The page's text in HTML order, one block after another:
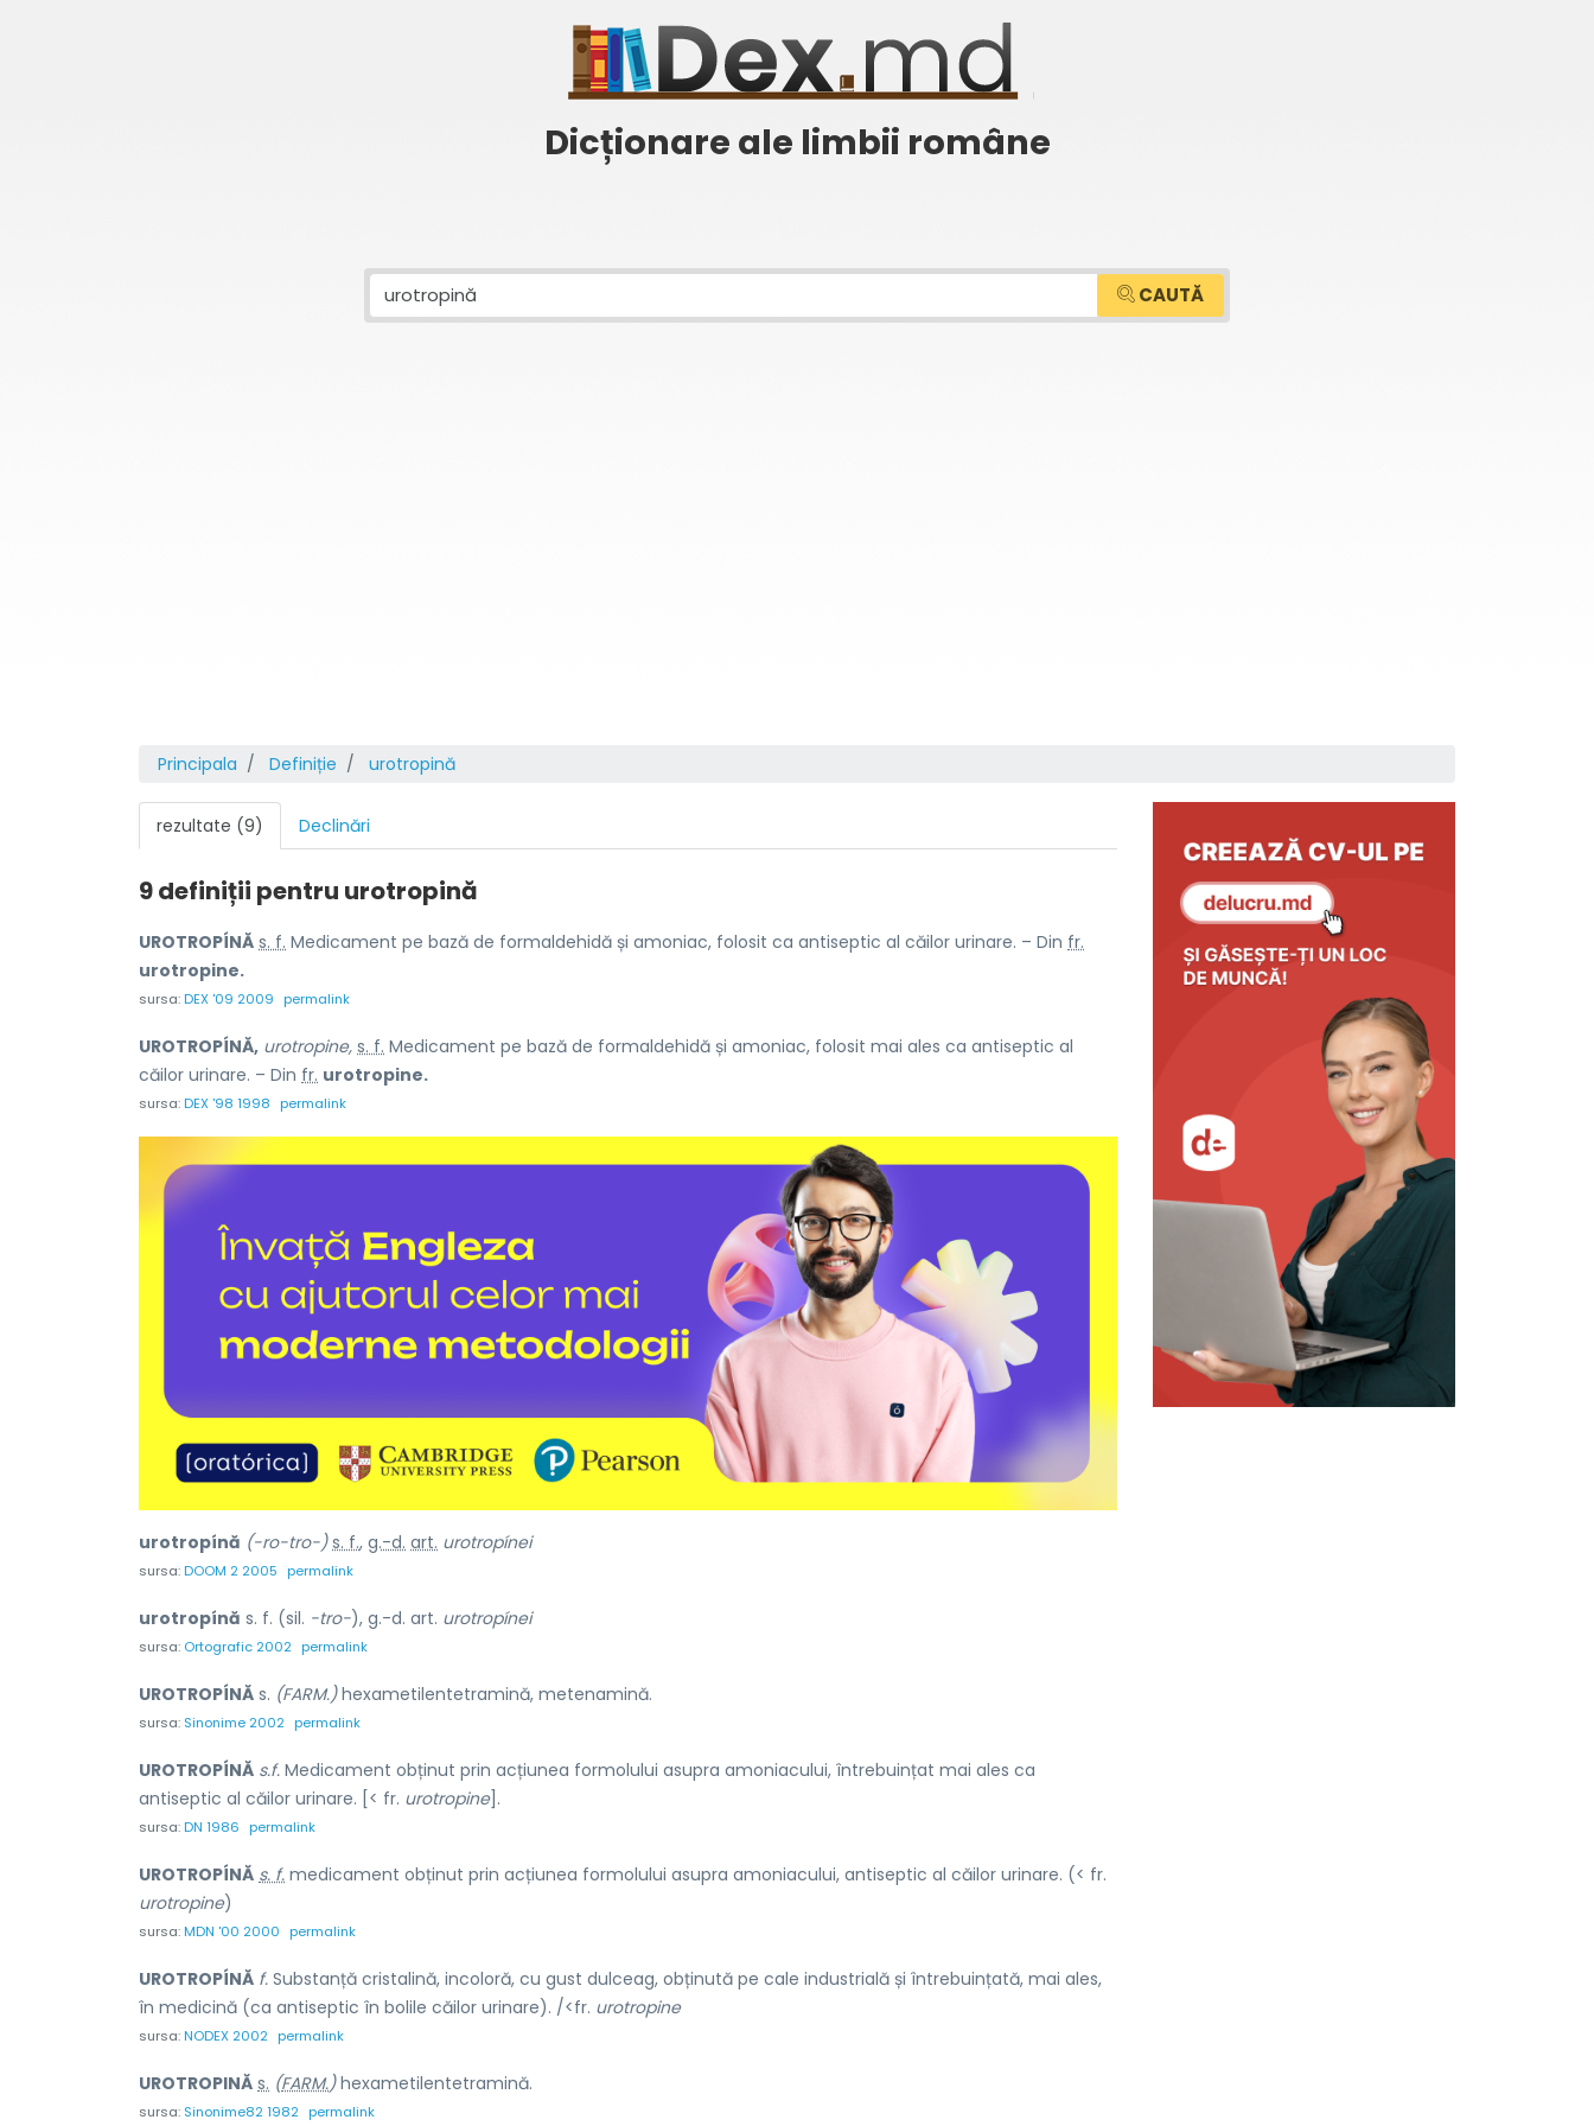
Dicționare ale limbii române
CAUTĂ
Principala Definiție urotropină
rezultate (9) Declinări
9 definiții pentru urotropină
UROTROPÍNĂ s. f. Medicament pe bază de formaldehidă și amoniac, folosit ca antiseptic al căilor urinare. – Din fr.
urotropine.
sursa:DEX '09 2009 permalink
UROTROPÍNĂ, urotropine, s. f. Medicament pe bază de formaldehidă și amoniac, folosit mai ales ca antiseptic al
căilor urinare. – Din fr. urotropine.
sursa:DEX '98 1998 permalink
urotropínă (-ro-tro-) s. f., g.-d. art. urotropínei
sursa:DOOM 2 2005 permalink
urotropínă s. f. (sil. -tro-), g.-d. art. urotropínei
sursa: Ortografic 2002 permalink
UROTROPÍNĂ s. (FARM.)hexametilentetramină, metenamină.
sursa: Sinonime 2002 permalink
UROTROPÍNĂ s.f. Medicament obținut prin acțiunea formolului asupra amoniacului, întrebuințat mai ales ca
antiseptic al căilor urinare. [< fr. urotropine].
sursa:DN 1986 permalink
UROTROPÍNĂ s. f. medicament obținut prin acțiunea formolului asupra amoniacului, antiseptic al căilor urinare. (< fr.
urotropine)
sursa:MDN '00 2000 permalink
UROTROPÍNĂ f. Substanță cristalină, incoloră, cu gust dulceag, obținută pe cale industrială și întrebuințată, mai ales,
în medicină (ca antiseptic în bolile căilor urinare). /<fr. urotropine
sursa:NODEX 2002 permalink
UROTROPINĂ s. (FARM.)hexametilentetramină.
sursa: Sinonime82 1982 permalink